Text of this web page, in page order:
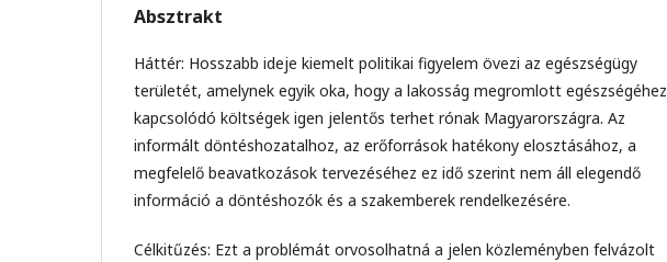
Absztrakt
Háttér: Hosszabb ideje kiemelt politikai figyelem övezi az egészségügy
területét, amelynek egyik oka, hogy a lakosság megromlott egészségéhez
kapcsolódó költségek igen jelentős terhet rónak Magyarországra. Az
informált döntéshozatalhoz, az erőforrások hatékony elosztásához, a
megfelelő beavatkozások tervezéséhez ez idő szerint nem áll elegendő
információ a döntéshozók és a szakemberek rendelkezésére.
Célkitűzés: Ezt a problémát orvosolhatná a jelen közleményben felvázolt